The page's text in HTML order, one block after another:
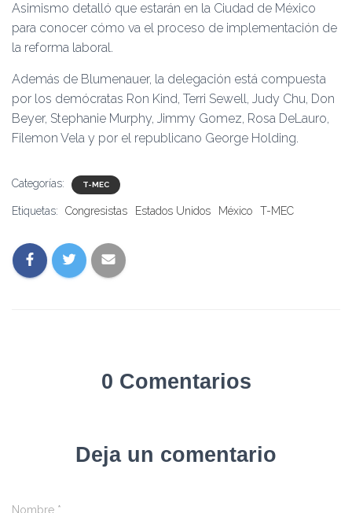
Asimismo detalló que estarán en la Ciudad de México
para conocer cómo va el proceso de implementación de
la reforma laboral.
Además de Blumenauer, la delegación está compuesta
por los demócratas Ron Kind, Terri Sewell, Judy Chu, Don
Beyer, Stephanie Murphy, Jimmy Gomez, Rosa DeLauro,
Filemon Vela y por el republicano George Holding.
Categorías: T-MEC
Etiquetas: Congresistas Estados Unidos México T-MEC
0 Comentarios
Deja un comentario
Nombre *